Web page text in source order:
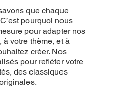
que chaque
pourquoi nous
pour adapter nos
à votre thème, et à
créer. Nos
pour refléter votre
des classiques